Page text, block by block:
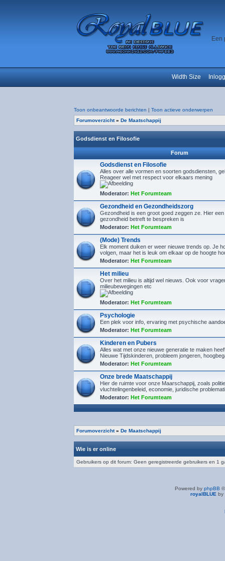
Een
Width Size
Toon onbeantwoorde berichten | Toon actieve onderwerpen
Forumoverzicht» De Maatschappij
Godsdienst en Filosofie
Forum
Godsdienst en Filosofie
Alles over alle vormen en soorten godsdiensten,
Reageer wel met respect voor elkaars mening
Moderator: Het Forumteam
Gezondheid en Gezondheidszorg
Gezondheid is een groot goed zeggen ze. Hier
gezondheid betreft te bespreken is
Moderator: Het Forumteam
(Mode) Trends
Elk moment duiken er weer nieuwe trends op. Je
volgen, maar het is leuk om elkaar op de hoogte
Moderator: Het Forumteam
Het milieu
Over het milieu is altijd wel nieuws. Ook voor
milieubewegingen etc
Moderator: Het Forumteam
Psychologie
Een plek voor info, ervaring met psychische
Moderator: Het Forumteam
Kinderen en Pubers
Alles wat met onze nieuwe generatie te maken
Nieuwe Tijdskinderen, probleem jongeren,
Moderator: Het Forumteam
Onze brede Maatschappij
Hier de ruimte voor onze Maarschappij, zoals
vluchtelingenbeleid, economie, juridische
Moderator: Het Forumteam
Forumoverzicht» De Maatschappij
Wie is er online
Gebruikers op dit forum: Geen geregistreerde gebruikers en 1
Powered by phpBB
royalBLUE by